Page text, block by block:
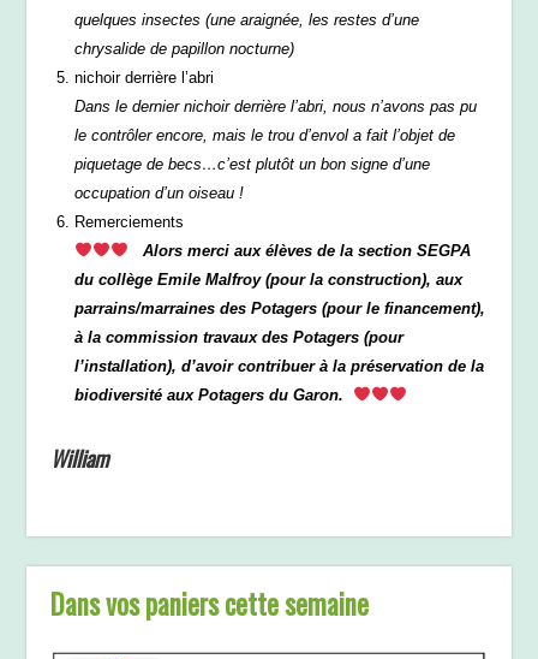
quelques insectes (une araignée, les restes d’une
chrysalide de papillon nocturne)
nichoir derrière l’abri
Dans le dernier nichoir derrière l’abri, nous n’avons pas pu
le contrôler encore, mais le trou d’envol a fait l’objet de
piquetage de becs…c’est plutôt un bon signe d’une
occupation d’un oiseau !
Remerciements
Alors merci aux élèves de la section SEGPA
du collège Emile Malfroy (pour la construction), aux
parrains/marraines des Potagers (pour le financement),
à la commission travaux des Potagers (pour
l’installation), d’avoir contribuer à la préservation de la
biodiversité aux Potagers du Garon.
William
Dans vos paniers cette semaine